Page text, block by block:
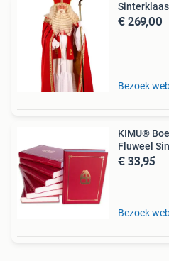
€ 269,00
Bezoek
KIMU®
Fluweel
€ 33,95
Bezoek